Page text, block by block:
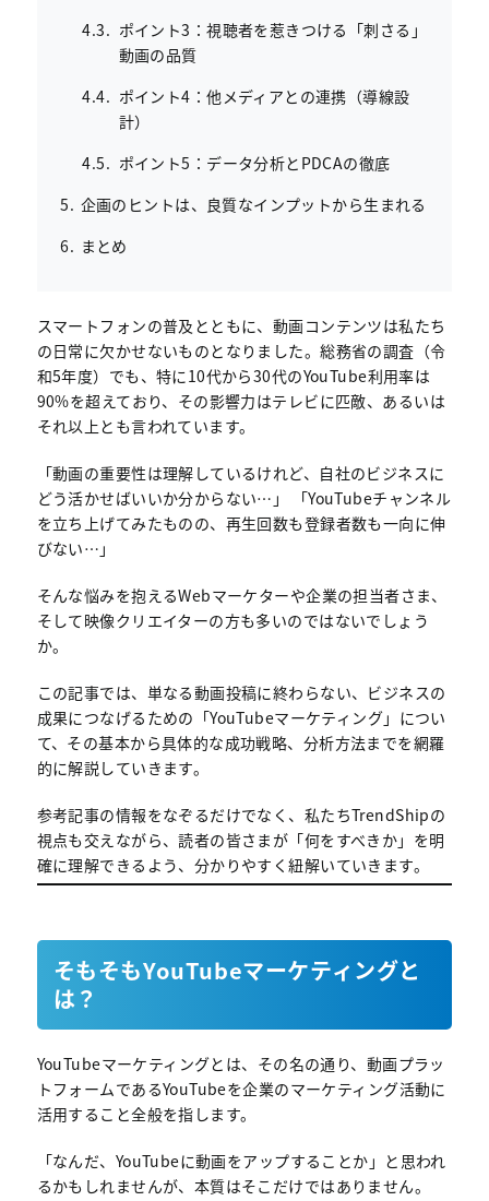
ポイント3：視聴者を惹きつける「刺さる」
動画の品質
ポイント4：他メディアとの連携（導線設
計）
ポイント5：データ分析とPDCAの徹底
企画のヒントは、良質なインプットから生まれる
まとめ
スマートフォンの普及とともに、動画コンテンツは私たち
の日常に欠かせないものとなりました。総務省の調査（令
和5年度）でも、特に10代から30代のYouTube利用率は
90%を超えており、その影響力はテレビに匹敵、あるいは
それ以上とも言われています。
「動画の重要性は理解しているけれど、自社のビジネスに
どう活かせばいいか分からない…」 「YouTubeチャンネル
を立ち上げてみたものの、再生回数も登録者数も一向に伸
びない…」
そんな悩みを抱えるWebマーケターや企業の担当者さま、
そして映像クリエイターの方も多いのではないでしょう
か。
この記事では、単なる動画投稿に終わらない、ビジネスの
成果につなげるための「YouTubeマーケティング」につい
て、その基本から具体的な成功戦略、分析方法までを網羅
的に解説していきます。
参考記事の情報をなぞるだけでなく、私たちTrendShipの
視点も交えながら、読者の皆さまが「何をすべきか」を明
確に理解できるよう、分かりやすく紐解いていきます。
そもそもYouTubeマーケティングと
は？
YouTubeマーケティングとは、その名の通り、動画プラッ
トフォームであるYouTubeを企業のマーケティング活動に
活用すること全般を指します。
「なんだ、YouTubeに動画をアップすることか」と思われ
るかもしれませんが、本質はそこだけではありません。